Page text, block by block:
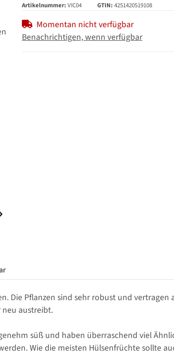
Artikelnummer: VIC04 GTIN: 4251420519108
Momentan nicht verfügbar
Benachrichtigen, wenn verfügbar
Die Pflanzen sind sehr robust und vertragen
neu austreibt.
süß und haben überraschend viel
Wie die meisten Hülsenfrüchte sollte